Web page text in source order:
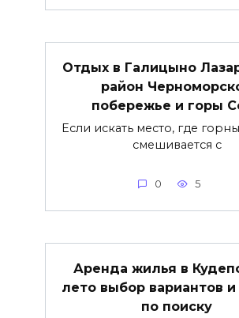
Отдых в Галицыно
район
побережье и горы
Если искать место, где
смешивается с
0 5
Аренда жилья в
лето выбор вариантов
по поиску